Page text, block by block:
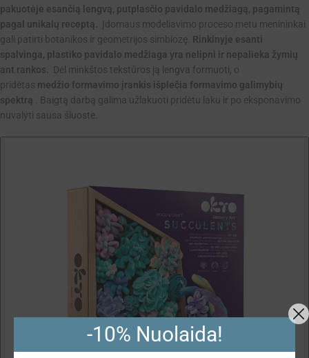
pakuotėje esančią lengvą, putplasčio pavidalo medžiagą, pagamintą
pagal unikalų receptą.
Įdomaus modeliavimo proceso metu menininkai
gali patirti botanikos ir geometrijos simbiozę. Rinkinyje esanti
spalvinga, plastiko pavidalo medžiaga yra nelipni ir nepalieka žymių
ant rankos.
Dėl minkštos tekstūros ją lengva formuoti, o
pridėtas medžio formavimo įrankis išplečia formavimo galimybių
spektrą
. Baigtą darbą galima užlakuoti pridėtu laku ir po eksponavimo
nuvalyti sausa šluoste.
-10% Nuolaida!